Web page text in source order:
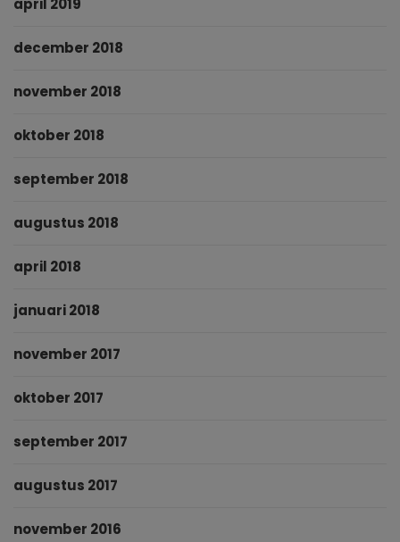
april 2019
december 2018
november 2018
oktober 2018
september 2018
augustus 2018
april 2018
januari 2018
november 2017
oktober 2017
september 2017
augustus 2017
november 2016